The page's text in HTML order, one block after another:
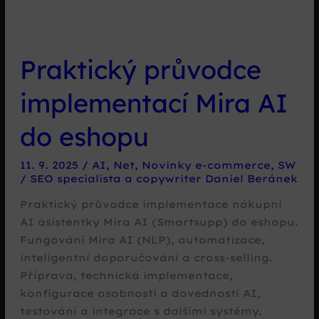
Praktický průvodce
implementací Mira AI
do eshopu
11. 9. 2025 / AI, Net, Novinky e-commerce, SW
/ SEO specialista a copywriter Daniel Beránek
Praktický průvodce implementace nákupní
AI asistentky Mira AI (Smartsupp) do eshopu.
Fungování Mira AI (NLP), automatizace,
inteligentní doporučování a cross-selling.
Příprava, technická implementace,
konfigurace osobnosti a dovedností AI,
testování a integrace s dalšími systémy.